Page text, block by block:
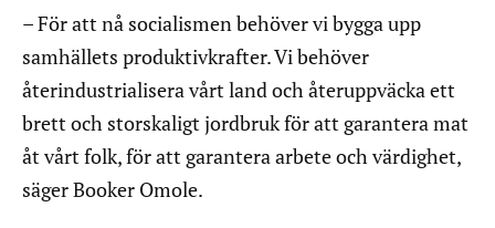
– För att nå socialismen behöver vi bygga upp
samhällets produktivkrafter. Vi behöver
återindustrialisera vårt land och återuppväcka ett
brett och storskaligt jordbruk för att garantera mat
åt vårt folk, för att garantera arbete och värdighet,
säger Booker Omole.